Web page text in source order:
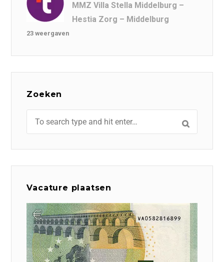
MMZ Villa Stella Middelburg –
Hestia Zorg – Middelburg
23 weergaven
Zoeken
Vacature plaatsen